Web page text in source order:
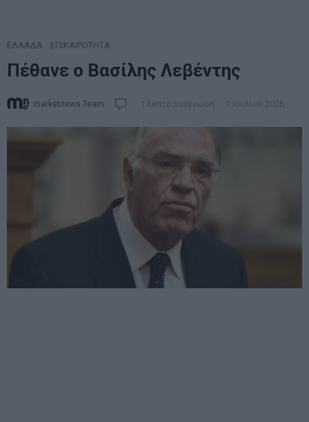
ΕΛΛΑΔΑ ΕΠΙΚΑΙΡΟΤΗΤΑ
Πέθανε ο Βασίλης Λεβέντης
marketnews Team 1 λεπτό ανάγνωση 1 Ιουλίου 2026